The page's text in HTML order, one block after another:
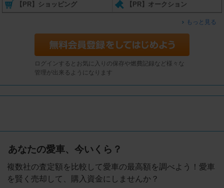
【PR】ショッピング 【PR】オークション
もっと見る
ログインするとお気に入りの保存や燃費記録など様々な
管理が出来るようになります
あなたの愛車、今いくら？
複数社の査定額を比較して愛車の最高額を調べよう！愛車
を賢く売却して、購入資金にしませんか？